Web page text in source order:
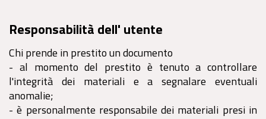
Responsabilità dell' utente
Chi prende in prestito un documento
- al momento del prestito è tenuto a controllare
l'integrità dei materiali e a segnalare eventuali
anomalie;
- è personalmente responsabile dei materiali presi in